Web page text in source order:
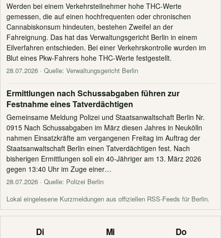
Werden bei einem Verkehrsteilnehmer hohe THC-Werte
gemessen, die auf einen hochfrequenten oder chronischen
Cannabiskonsum hindeuten, bestehen Zweifel an der
Fahreignung. Das hat das Verwaltungsgericht Berlin in einem
Eilverfahren entschieden. Bei einer Verkehrskontrolle wurden im
Blut eines Pkw-Fahrers hohe THC-Werte festgestellt.
28.07.2026 · Quelle: Verwaltungsgericht Berlin
Ermittlungen nach Schussabgaben führen zur
Festnahme eines Tatverdächtigen
Gemeinsame Meldung Polizei und Staatsanwaltschaft Berlin Nr.
0915 Nach Schussabgaben im März diesen Jahres in Neukölln
nahmen Einsatzkräfte am vergangenen Freitag im Auftrag der
Staatsanwaltschaft Berlin einen Tatverdächtigen fest. Nach
bisherigen Ermittlungen soll ein 40-Jähriger am 13. März 2026
gegen 13:40 Uhr im Zuge einer…
28.07.2026 · Quelle: Polizei Berlin
Lokal eingelesene Kurzmeldungen aus offiziellen RSS-Feeds für Berlin.
Di Mi Do